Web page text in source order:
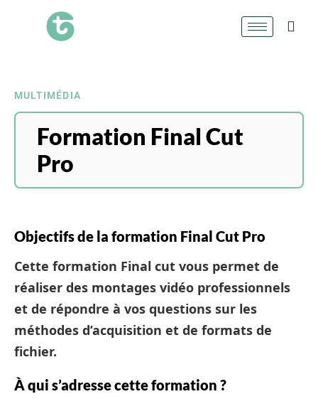
MULTIMÉDIA
Formation Final Cut
Pro
Objectifs de la formation Final Cut Pro
Cette formation Final cut vous permet de
réaliser des montages vidéo professionnels
et de répondre à vos questions sur les
méthodes d’acquisition et de formats de
fichier.
À qui s’adresse cette formation ?